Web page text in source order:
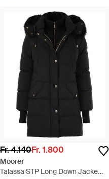
Fr. 4.140Fr. 1.800
Moorer
Talassa STP Long Down Jacke